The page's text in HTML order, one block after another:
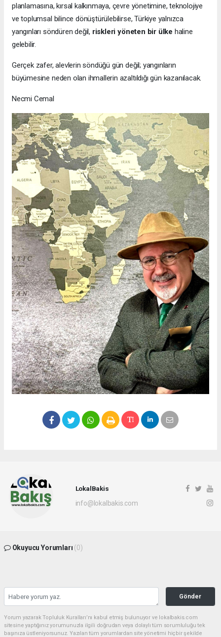
planlamasına, kırsal kalkınmaya, çevre yönetimine, teknolojiye
ve toplumsal bilince dönüştürülebilirse, Türkiye yalnızca
yangınları söndüren değil, riskleri yöneten bir ülke haline
gelebilir.
Gerçek zafer, alevlerin söndüğü gün değil; yangınların
büyümesine neden olan ihmallerin azaltıldığı gün kazanılacak.
Necmi Cemal
LokalBakis
info@lokalbakis.com
Okuyucu Yorumları (0)
Gönder
Yorum yazarak Topluluk Kuralları’nı kabul etmiş bulunuyor ve lokalbakis.com
sitesine yaptığınız yorumunuzla ilgili doğrudan veya dolaylı tüm sorumluluğu tek
başınıza üstleniyorsunuz. Yazılan tüm yorumlardan site yönetimi hiçbir şekilde